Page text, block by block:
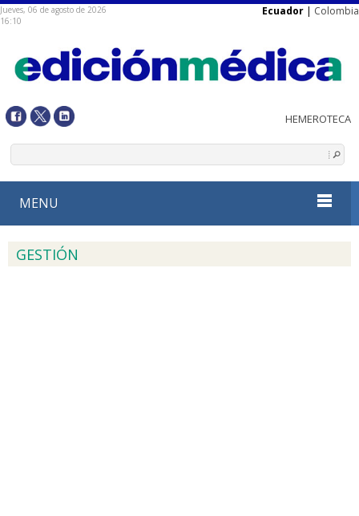
Jueves, 06 de agosto de 2026
16:10
Ecuador | Colombia
MENU
GESTIÓN